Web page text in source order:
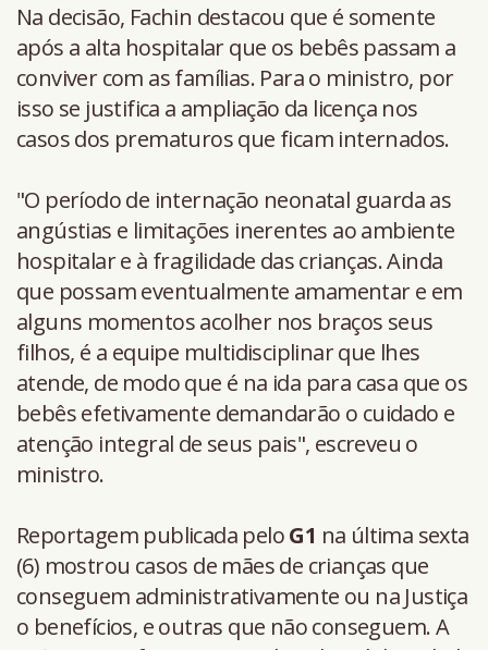
Na decisão, Fachin destacou que é somente
após a alta hospitalar que os bebês passam a
conviver com as famílias. Para o ministro, por
isso se justifica a ampliação da licença nos
casos dos prematuros que ficam internados.
"O período de internação neonatal guarda as
angústias e limitações inerentes ao ambiente
hospitalar e à fragilidade das crianças. Ainda
que possam eventualmente amamentar e em
alguns momentos acolher nos braços seus
filhos, é a equipe multidisciplinar que lhes
atende, de modo que é na ida para casa que os
bebês efetivamente demandarão o cuidado e
atenção integral de seus pais", escreveu o
ministro.
Reportagem publicada peloG1 na última sexta
(6) mostrou casos de mães de crianças que
conseguem administrativamente ou na Justiça
o benefícios, e outras que não conseguem. A